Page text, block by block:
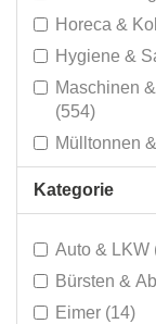
Horeca &
Hygiene &
Maschinen
(554)
Mülltonnen
Kategorie
Auto & LKW
Bürsten &
Eimer (14)